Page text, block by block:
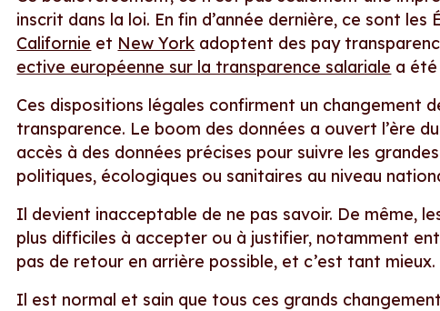
inscrit dans la loi. En fin d’année dernière, ce sont
Californie et New York adoptent des pay
ective européenne sur la transparence salariale a été
Ces dispositions légales confirment un changement
transparence. Le boom des données a ouvert l’ère
accès à des données précises pour suivre les
politiques, écologiques ou sanitaires au niveau
Il devient inacceptable de ne pas savoir. De même,
plus difficiles à accepter ou à justifier, notamment
pas de retour en arrière possible, et c’est tant mieux.
Il est normal et sain que tous ces grands